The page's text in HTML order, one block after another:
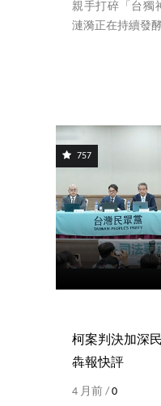
親手打碎「台獨
漣漪正在持續發
757
柯案判決加深
犇報快評
4 月前 /0